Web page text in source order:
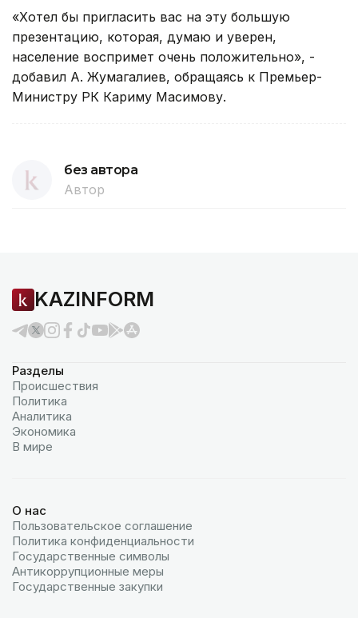
«Хотел бы пригласить вас на эту большую
презентацию, которая, думаю и уверен,
население воспримет очень положительно», -
добавил А. Жумагалиев, обращаясь к Премьер-
Министру РК Кариму Масимову.
без автора
Автор
KAZINFORM
Разделы
Происшествия
Политика
Аналитика
Экономика
В мире
О нас
Пользовательское соглашение
Политика конфиденциальности
Государственные символы
Антикоррупционные меры
Государственные закупки